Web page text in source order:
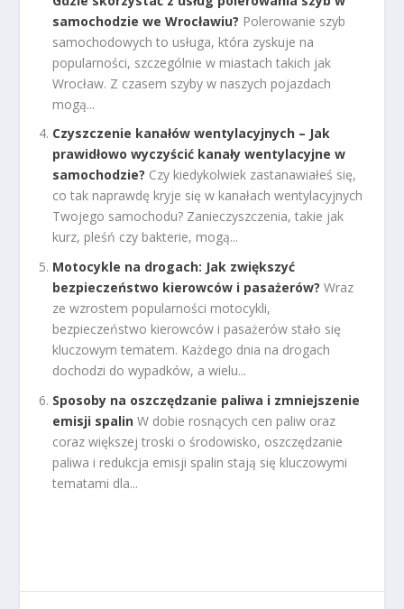
samochodzie we Wrocławiu? Polerowanie szyb
samochodowych to usługa, która zyskuje na
popularności, szczególnie w miastach takich jak
Wrocław. Z czasem szyby w naszych pojazdach
mogą...
Czyszczenie kanałów wentylacyjnych – Jak
prawidłowo wyczyścić kanały wentylacyjne w
samochodzie? Czy kiedykolwiek zastanawiałeś się,
co tak naprawdę kryje się w kanałach wentylacyjnych
Twojego samochodu? Zanieczyszczenia, takie jak
kurz, pleśń czy bakterie, mogą...
Motocykle na drogach: Jak zwiększyć
bezpieczeństwo kierowców i pasażerów? Wraz
ze wzrostem popularności motocykli,
bezpieczeństwo kierowców i pasażerów stało się
kluczowym tematem. Każdego dnia na drogach
dochodzi do wypadków, a wielu...
Sposoby na oszczędzanie paliwa i zmniejszenie
emisji spalin W dobie rosnących cen paliw oraz
coraz większej troski o środowisko, oszczędzanie
paliwa i redukcja emisji spalin stają się kluczowymi
tematami dla...